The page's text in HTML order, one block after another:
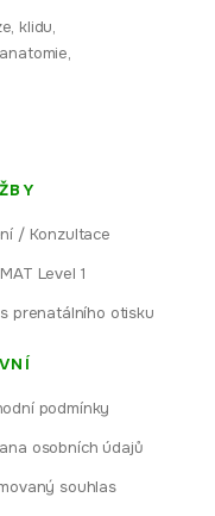
klidu,
/ Konzultace
Level 1
prenatálního otisku
podmínky
osobních údajů
souhlas